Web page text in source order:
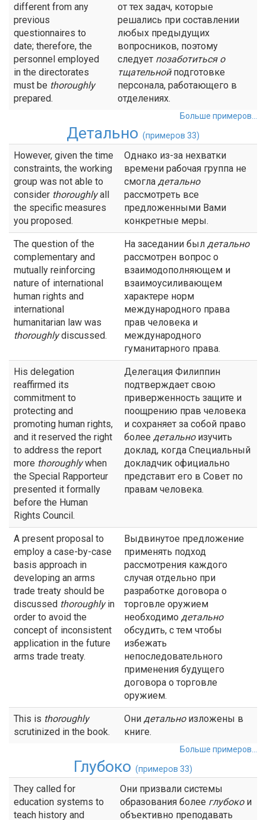
different from any
previous
questionnaires to
date; therefore, the
personnel employed
in the directorates
must be thoroughly
prepared.
от тех задач, которые
решались при составлении
любых предыдущих
вопросников, поэтому
следует позаботиться о
тщательнойподготовке
персонала, работающего в
отделениях.
Больше примеров...
Детально (примеров 33)
However, given the time
constraints, the working
group was not able to
consider thoroughlyall
the specific measures
you proposed.
Однако из-за нехватки
времени рабочая группа не
смогла детально
рассмотреть все
предложенными Вами
конкретные меры.
The question of the
complementary and
mutually reinforcing
nature of international
human rights and
international
humanitarian law was
thoroughlydiscussed.
На заседании был детально
рассмотрен вопрос о
взаимодополняющем и
взаимоусиливающем
характере норм
международного права
прав человека и
международного
гуманитарного права.
His delegation
reaffirmed its
commitment to
protecting and
promoting human rights,
and it reserved the right
to address the report
more thoroughlywhen
the Special Rapporteur
presented it formally
before the Human
Rights Council.
Делегация Филиппин
подтверждает свою
приверженность защите и
поощрению прав человека
и сохраняет за собой право
более детальноизучить
доклад, когда Специальный
докладчик официально
представит его в Совет по
правам человека.
A present proposal to
employ a case-by-case
basis approach in
developing an arms
trade treaty should be
discussed thoroughlyin
order to avoid the
concept of inconsistent
application in the future
arms trade treaty.
Выдвинутое предложение
применять подход
рассмотрения каждого
случая отдельно при
разработке договора о
торговле оружием
необходимо детально
обсудить, с тем чтобы
избежать
непоследовательного
применения будущего
договора о торговле
оружием.
This is thoroughly
scrutinized in the book.
Они детальноизложены в
книге.
Больше примеров...
Глубоко (примеров 33)
They called for
education systems to
teach history and
Они призвали системы
образования более глубокои
объективно преподавать